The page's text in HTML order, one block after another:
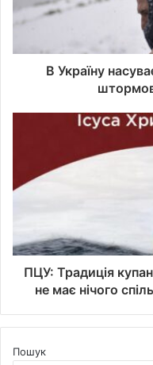
В Україну
ПЦУ: Традиція
не має нічого
Пошук